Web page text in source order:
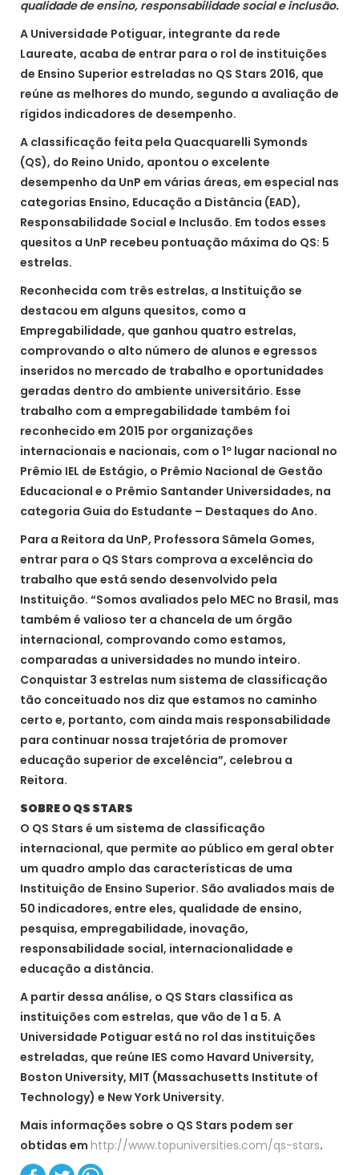
qualidade de ensino, responsabilidade social e inclusão.
A Universidade Potiguar, integrante da rede
Laureate, acaba de entrar para o rol de instituições
de Ensino Superior estreladas no QS Stars 2016, que
reúne as melhores do mundo, segundo a avaliação de
rígidos indicadores de desempenho.
A classificação feita pela Quacquarelli Symonds
(QS), do Reino Unido, apontou o excelente
desempenho da UnP em várias áreas, em especial nas
categorias Ensino, Educação a Distância (EAD),
Responsabilidade Social e Inclusão. Em todos esses
quesitos a UnP recebeu pontuação máxima do QS: 5
estrelas.
Reconhecida com três estrelas, a Instituição se
destacou em alguns quesitos, como a
Empregabilidade, que ganhou quatro estrelas,
comprovando o alto número de alunos e egressos
inseridos no mercado de trabalho e oportunidades
geradas dentro do ambiente universitário. Esse
trabalho com a empregabilidade também foi
reconhecido em 2015 por organizações
internacionais e nacionais, com o 1º lugar nacional no
Prêmio IEL de Estágio, o Prêmio Nacional de Gestão
Educacional e o Prêmio Santander Universidades, na
categoria Guia do Estudante – Destaques do Ano.
Para a Reitora da UnP, Professora Sâmela Gomes,
entrar para o QS Stars comprova a excelência do
trabalho que está sendo desenvolvido pela
Instituição. “Somos avaliados pelo MEC no Brasil, mas
também é valioso ter a chancela de um órgão
internacional, comprovando como estamos,
comparadas a universidades no mundo inteiro.
Conquistar 3 estrelas num sistema de classificação
tão conceituado nos diz que estamos no caminho
certo e, portanto, com ainda mais responsabilidade
para continuar nossa trajetória de promover
educação superior de excelência”, celebrou a
Reitora.
SOBRE O QS STARS
O QS Stars é um sistema de classificação
internacional, que permite ao público em geral obter
um quadro amplo das características de uma
Instituição de Ensino Superior. São avaliados mais de
50 indicadores, entre eles, qualidade de ensino,
pesquisa, empregabilidade, inovação,
responsabilidade social, internacionalidade e
educação a distância.
A partir dessa análise, o QS Stars classifica as
instituições com estrelas, que vão de 1 a 5. A
Universidade Potiguar está no rol das instituições
estreladas, que reúne IES como Havard University,
Boston University, MIT (Massachusetts Institute of
Technology) e New York University.
Mais informações sobre o QS Stars podem ser
obtidas em http://www.topuniversities.com/qs-stars.